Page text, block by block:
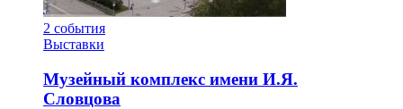
2 события
Выставки
Музейный комплекс имени И.Я.
Словцова